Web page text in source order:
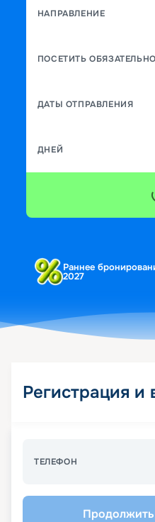
НАПРАВЛЕНИЕ
ПОСЕТИТЬ ОБЯЗАТЕЛЬНО
ДАТЫ ОТПРАВЛЕНИЯ
ДНЕЙ
Раннее
2027
Регистрация и
ТЕЛЕФОН
Продолжить